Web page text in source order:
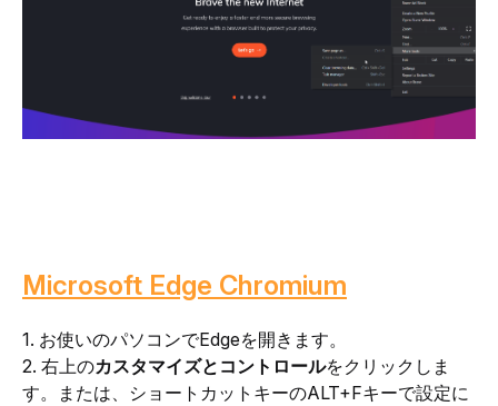
Microsoft Edge Chromium
1. お使いのパソコンでEdgeを開きます。
2. 右上のカスタマイズとコントロールをクリックしま
す。または、ショートカットキーのALT+Fキーで設定に